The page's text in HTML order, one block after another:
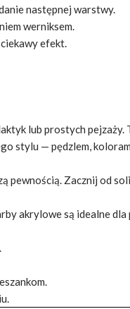
następnej warstwy.
werniksem.
efekt.
lub prostych pejzaży.
stylu — pędzlem,
pewnością. Zacznij od
akrylowe są idealne